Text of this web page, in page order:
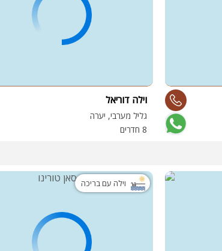
וילה דוריאל
גליל מערבי, יערה
8 חדרים
וילה עם בריכה